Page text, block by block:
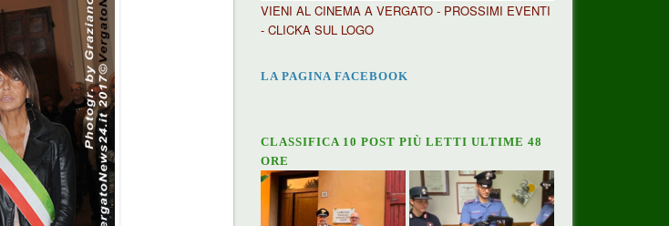
VIENI AL CINEMA A VERGATO - PROSSIMI EVENTI
- CLICKA SUL LOGO
LA PAGINA FACEBOOK
CLASSIFICA 10 POST PIÙ LETTI ULTIME 48
ORE